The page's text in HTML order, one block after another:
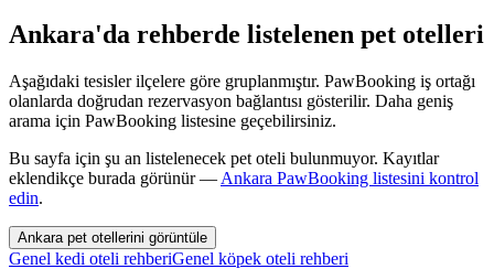
Ankara'da rehberde listelenen pet otelleri
Aşağıdaki tesisler ilçelere göre gruplanmıştır. PawBooking iş ortağı
olanlarda doğrudan rezervasyon bağlantısı gösterilir. Daha geniş
arama için PawBooking listesine geçebilirsiniz.
Bu sayfa için şu an listelenecek pet oteli bulunmuyor. Kayıtlar
eklendikçe burada görünür — Ankara PawBooking listesini kontrol
edin.
Ankara pet otellerini görüntüle
Genel kedi oteli rehberiGenel köpek oteli rehberi